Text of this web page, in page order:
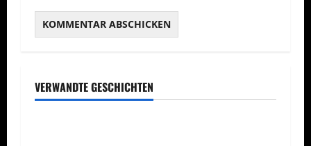
VERWANDTE GESCHICHTEN
Tagesgeschäft